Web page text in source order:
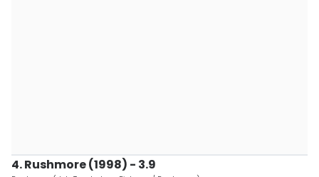
4. Rushmore (1998) - 3.9